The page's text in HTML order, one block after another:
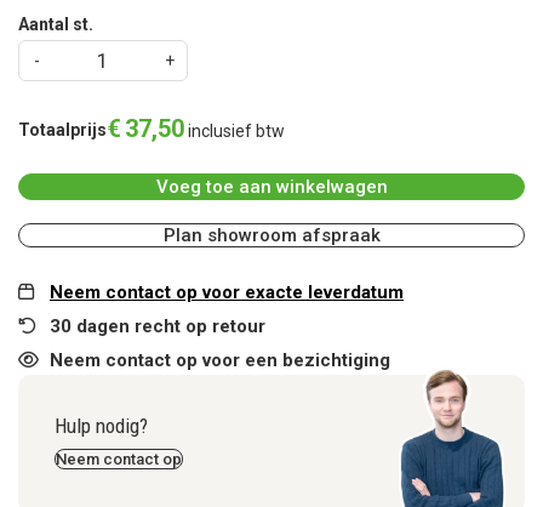
Aantal st.
Totaalprijs€ 37,50inclusief btw
Voeg toe aan winkelwagen
Plan showroom afspraak
Neem contact op voor exacte leverdatum
30 dagen recht op retour
Neem contact op voor een bezichtiging
Hulp nodig?
Neem contact op